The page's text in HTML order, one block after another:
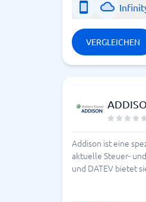
VERGLEICHEN
Addison ist eine
aktuelle Steuer-
und DATEV bietet